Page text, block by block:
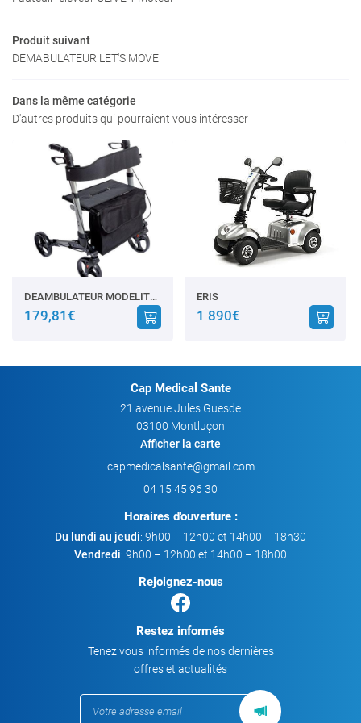
les particuliers
produits
Actualités
INSCRIPTION
Rejoignez-
Produit suivant
DEMABULATEUR LET'S MOVE
Dans la même catégorie
D'autres produits qui pourraient vous intéresser
DEAMBULATEUR MODELITO CLASSIC XTRA
179,81€
ERIS
1 890€
Cap Medical Sante
21 avenue Jules Guesde
03100 Montluçon
Afficher la carte
04 15 45 96 30
Horaires d'ouverture :
Du lundi au jeudi: 9h00 – 12h00 et 14h00 – 18h30
Vendredi: 9h00 – 12h00 et 14h00 – 18h00
Rejoignez-nous
Restez informés
Tenez vous informés de nos dernières
offres et actualités